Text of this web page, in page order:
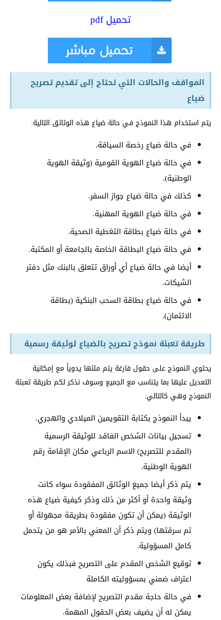
تحميل pdf
المواقف والحالات التي تحتاج إلى تقديم تصريح
ضياع
يتم استخدام هذا النموذج في حالة ضياع هذه الوثائق التالية:
في حالة ضياع رخصة السياقة.
في حالة ضياع الهوية القومية (وثيقة الهوية
الوطنية).
كذلك في حالة ضياع جواز السفر.
في حالة ضياع الهوية المهنية.
في حالة ضياع بطاقة التغطية الصحية.
في حالة ضياع البطاقة الخاصة بالجامعة أو المكتبة.
أيضا في حالة ضياع أي أوراق تتعلق بالبنك مثل دفتر
الشيكات.
في حالة ضياع بطاقة السحب البنكية (بطاقة
الائتمان).
طريقة تعبئة نموذج تصريح بالضياع لوثيقة رسمية
يحتوي النموذج على حقول فارغة يتم ملئها يدوياً مع إمكانية
التعديل عليها بما يتناسب مع الجميع وسوف نذكر لكم طريقة تعبئة
النموذج وهي كالتالي:
يبدأ النموذج بكتابة التقويمين الميلادي والهجري.
تسجيل بيانات الشخص الفاقد للوثيقة الرسمية
(المقدم للتصريح) الاسم الرباعي مكان الإقامة رقم
الهوية الوطنية.
يتم ذكر أيضا جميع الوثائق المفقودة سواء كانت
وثيقة واحدة أو أكثر من ذلك وذكر كيفية ضياع هذه
الوثيقة (يمكن أن تكون مفقودة بطريقة مجهولة أو
تم سرقتها) ويتم ذكر أن المعني بالأمر هو من يتحمل
كامل المسؤولية.
توقيع الشخص المقدم على التصريح فبذلك يكون
اعتراف ضمني بمسؤوليته الكاملة
في حالة حاجة مقدم التصريح لإضافة بعض المعلومات
يمكن له أن يضيف بعض الحقول المهمة.